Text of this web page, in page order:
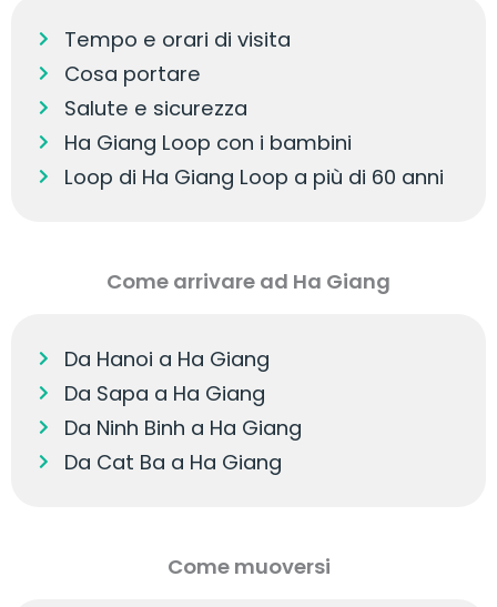
Tempo e orari di visita
Cosa portare
Salute e sicurezza
Ha Giang Loop con i bambini
Loop di Ha Giang Loop a più di 60 anni
Come arrivare ad Ha Giang
Da Hanoi a Ha Giang
Da Sapa a Ha Giang
Da Ninh Binh a Ha Giang
Da Cat Ba a Ha Giang
Come muoversi